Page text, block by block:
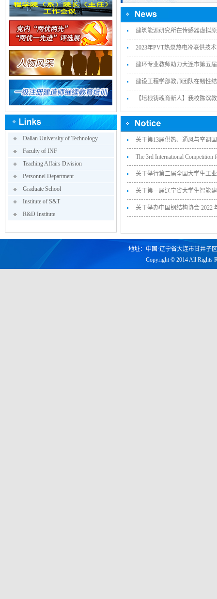
建筑能源研究所在传感器虚拟
2023年PVT热泵热电冷联供技
建环专业教师助力大连市第五
建设工程学部教师团队在韧性
【培根铸魂育新人】我校陈滨
Dalian University of Technology
Faculty of INF
Teaching Affairs Division
Personnel Department
Graduate School
Institute of S&T
R&D Institute
关于第13届供热、通风与空调
The 3rd International Competition
关于举行第二届全国大学生工
关于第一届辽宁省大学生智能
关于举办中国钢结构协会 2022
地址：中国·辽宁省大连市甘井子
Copyright © 2014 All Rights